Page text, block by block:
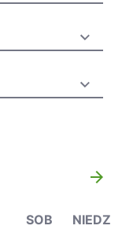
młodzieży
»
SOB NIEDZ